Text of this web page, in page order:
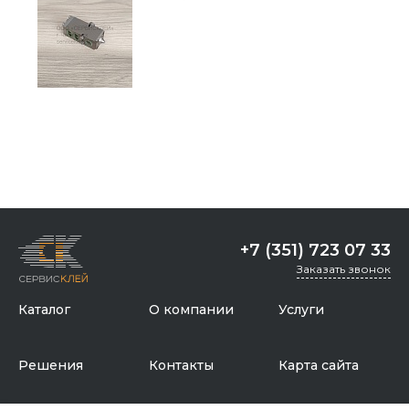
+7 (351) 723 07 33
Заказать звонок
Каталог О компании Услуги
Решения Контакты Карта сайта